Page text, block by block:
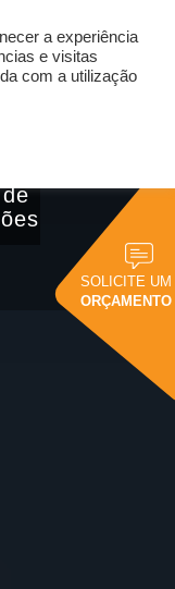
SOLICITE UM
ORÇAMENTO
Alternar
a experiência
e visitas
com a utilização